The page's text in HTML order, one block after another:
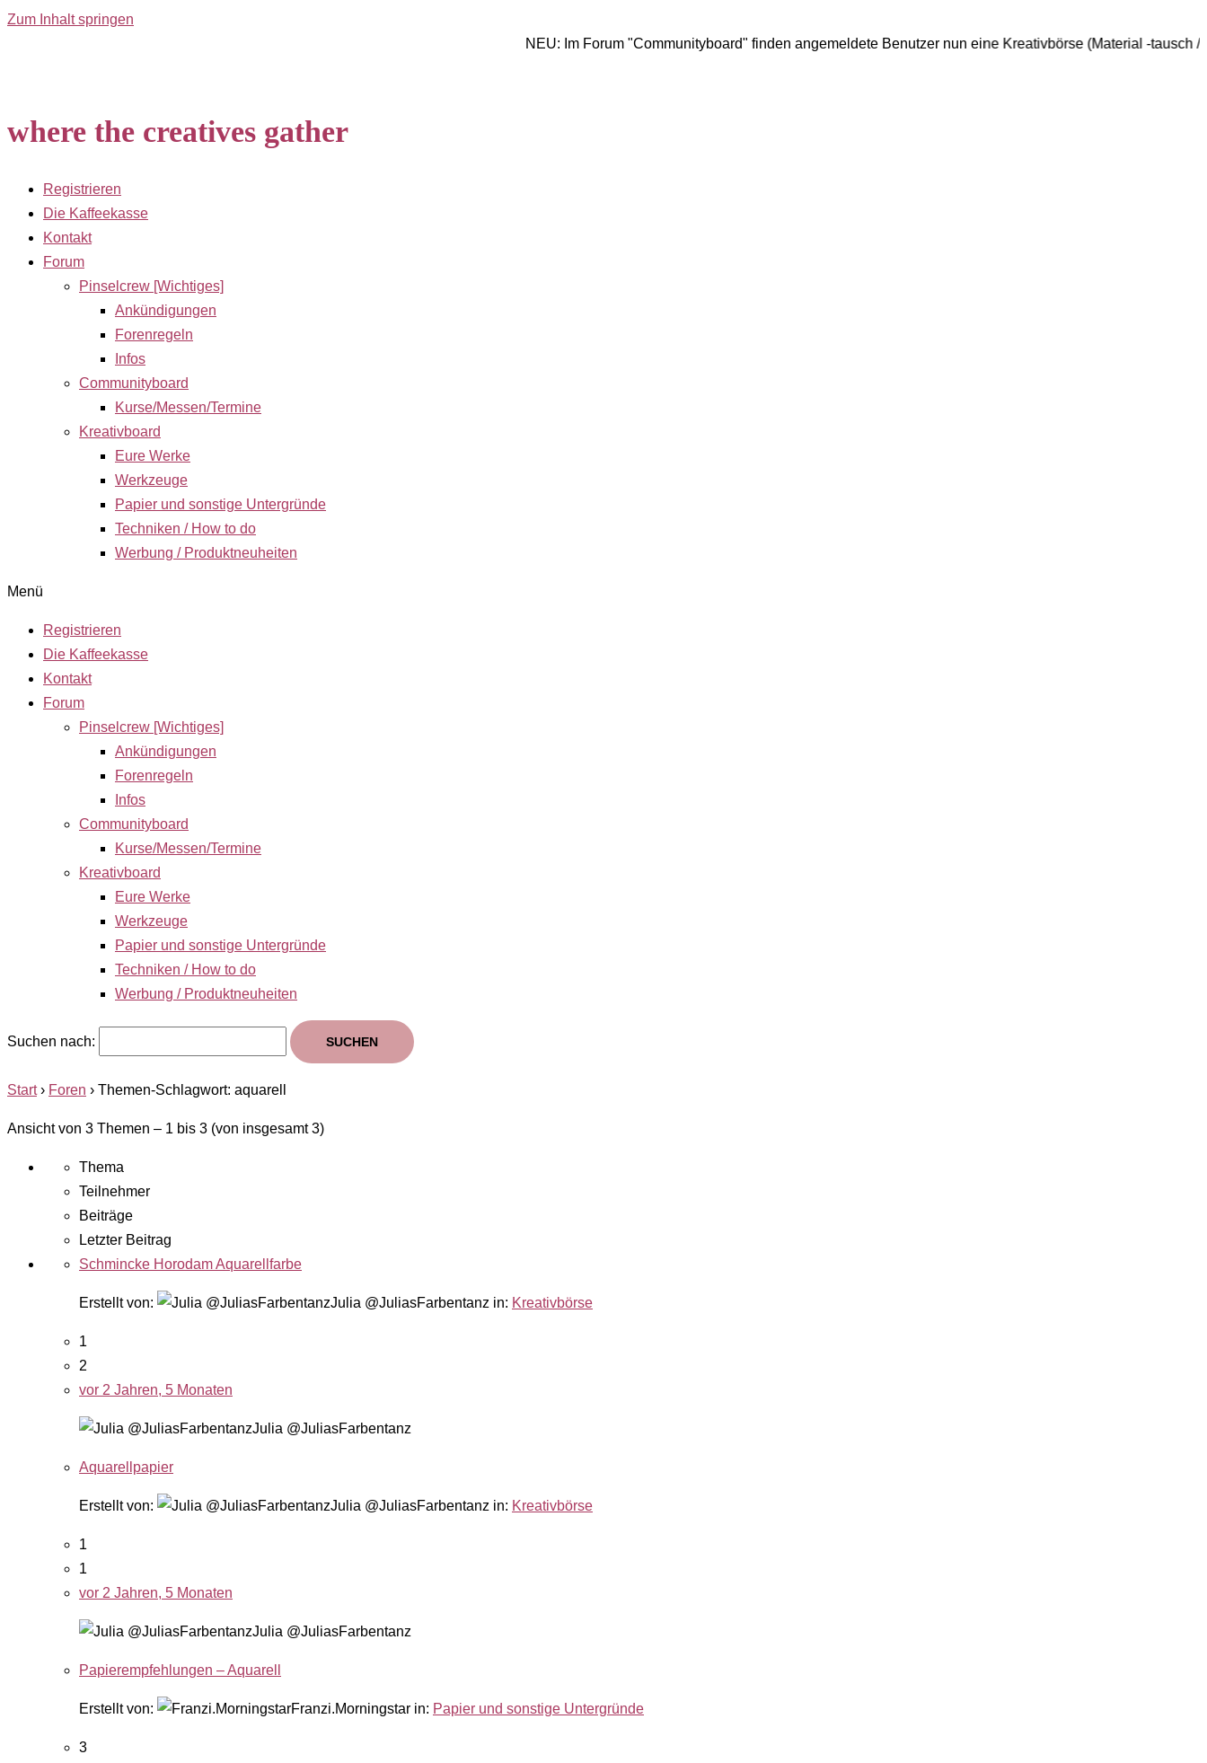
Zum Inhalt springen
NEU: Im Forum "Communityboard" finden angemeldete Benutzer nun eine Kreativbörse (Material -tausch / -suche /
where the creatives gather
Registrieren
Die Kaffeekasse
Kontakt
Forum
Pinselcrew [Wichtiges]
Ankündigungen
Forenregeln
Infos
Communityboard
Kurse/Messen/Termine
Kreativboard
Eure Werke
Werkzeuge
Papier und sonstige Untergründe
Techniken / How to do
Werbung / Produktneuheiten
Menü
Registrieren
Die Kaffeekasse
Kontakt
Forum
Pinselcrew [Wichtiges]
Ankündigungen
Forenregeln
Infos
Communityboard
Kurse/Messen/Termine
Kreativboard
Eure Werke
Werkzeuge
Papier und sonstige Untergründe
Techniken / How to do
Werbung / Produktneuheiten
Suchen nach:
Start › Foren › Themen-Schlagwort: aquarell
Ansicht von 3 Themen – 1 bis 3 (von insgesamt 3)
Thema
Teilnehmer
Beiträge
Letzter Beitrag
Schmincke Horodam Aquarellfarbe
Erstellt von: Julia @JuliasFarbentanz in: Kreativbörse
1
2
vor 2 Jahren, 5 Monaten
Julia @JuliasFarbentanz
Aquarellpapier
Erstellt von: Julia @JuliasFarbentanz in: Kreativbörse
1
1
vor 2 Jahren, 5 Monaten
Julia @JuliasFarbentanz
Papierempfehlungen – Aquarell
Erstellt von: Franzi.Morningstar in: Papier und sonstige Untergründe
3